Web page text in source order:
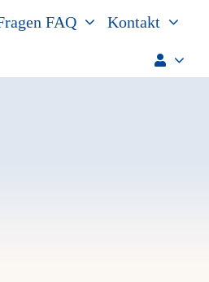
FAQ Kontakt